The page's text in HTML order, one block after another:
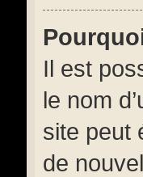
Il est
le nom
site peut
de